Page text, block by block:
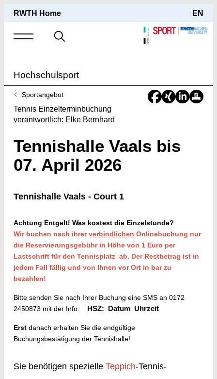
RWTH Home EN
Suche
Hochschulsport
Sie
sind
hier:
Sportangebot
Tennis Einzelterminbuchung
verantwortlich: Elke Bernhard
Tennishalle Vaals bis
07. April 2026
Tennishalle Vaals - Court 1
Achtung Entgelt! Was kostest die Einzelstunde?
Wir buchen nach ihrerverbindlichen Onlinebuchung nur
die Reservierungsgebühr in Höhe von 1 Euro per
Lastschrift für den Tennisplatz ab. Der Restbetrag ist in
jedem Fall fällig und von Ihnen vor Ort in bar zu
bezahlen!
Bitte senden Sie nach Ihrer Buchung eine SMS an 0172
2450873 mit der Info:
HSZ: Datum Uhrzeit
Erst danach erhalten Sie die endgültige
Buchungsbestätigung der Tennishalle!
Sie benötigen spezielle Teppich-Tennis-